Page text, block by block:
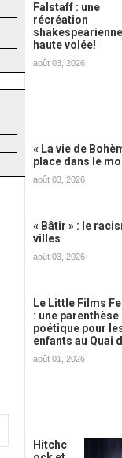
Falstaff : une
récréation
haute volée!
août 03, 2026
« La vie de
place dans le
août 03, 2026
« Bâtir » : le
villes
août 03, 2026
Le Little Films
: une parenthèse
poétique pour
enfants au Quai
août 01, 2026
Hitchc